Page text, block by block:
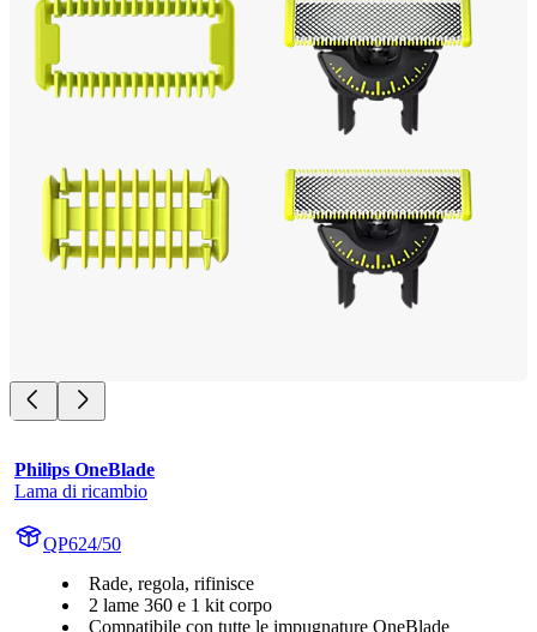
Philips OneBlade
Lama di ricambio
QP624/50
Rade, regola, rifinisce
2 lame 360 e 1 kit corpo
Compatibile con tutte le impugnature OneBlade